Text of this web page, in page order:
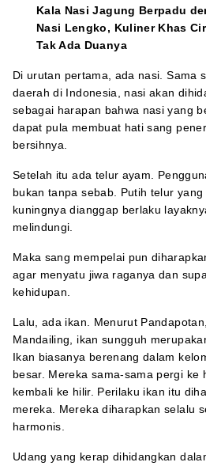
Kala Nasi Jagung Berpadu
Nasi Lengko, Kuliner Khas
Tak Ada Duanya
Di urutan pertama, ada nasi. Sama
daerah di Indonesia, nasi akan
sebagai harapan bahwa nasi yang
dapat pula membuat hati sang
bersihnya.
Setelah itu ada telur ayam.
bukan tanpa sebab. Putih telur
kuningnya dianggap berlaku
melindungi.
Maka sang mempelai pun
agar menyatu jiwa raganya dan
kehidupan.
Lalu, ada ikan. Menurut
Mandailing, ikan sungguh
Ikan biasanya berenang dalam
besar. Mereka sama-sama pergi ke
kembali ke hilir. Perilaku ikan itu
mereka. Mereka diharapkan selalu
harmonis.
Udang yang kerap dihidangkan